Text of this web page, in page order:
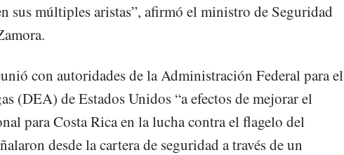
sus múltiples aristas”, afirmó el ministro de Seguridad
con autoridades de la Administración Federal para el
(DEA) de Estados Unidos “a efectos de mejorar el
para Costa Rica en la lucha contra el flagelo del
desde la cartera de seguridad a través de un